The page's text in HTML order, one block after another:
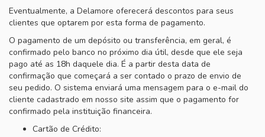
PRAIA
Eventualmente, a Delamore oferecerá descontos para seus
clientes que optarem por esta forma de pagamento.
O pagamento de um depósito ou transferência, em geral, é
confirmado pelo banco no próximo dia útil, desde que ele seja
pago até as 18h daquele dia. É a partir desta data de
confirmação que começará a ser contado o prazo de envio de
seu pedido. O sistema enviará uma mensagem para o e-mail do
cliente cadastrado em nosso site assim que o pagamento for
confirmado pela instituição financeira.
Cartão de Crédito: